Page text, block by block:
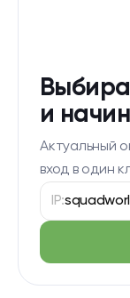
и
Актуальный
вход в один
IP: